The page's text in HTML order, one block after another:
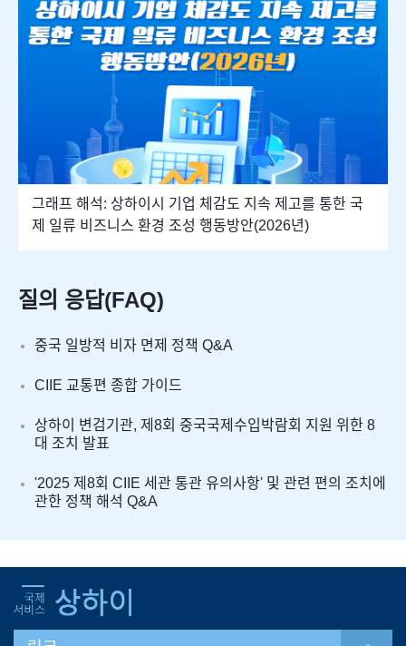
그래프 해석: 상하이시 기업 체감도 지속 제고를 통한 국
제 일류 비즈니스 환경 조성 행동방안(2026년)
질의 응답(FAQ)
중국 일방적 비자 면제 정책 Q&A
CIIE 교통편 종합 가이드
상하이 변검기관, 제8회 중국국제수입박람회 지원 위한 8
대 조치 발표
'2025 제8회 CIIE 세관 통관 유의사항' 및 관련 편의 조치에
관한 정책 해석 Q&A